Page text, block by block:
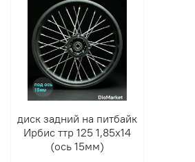
диск задний на питбайк
Ирбис ттр 125 1,85х14
(ось 15мм)